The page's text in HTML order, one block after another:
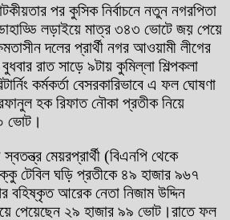
পর কুসিক নির্বাচনে নতুন নগরপিতা
লড়াইয়ে মাত্র ৩৪৩ ভোটে জয় পেয়ে
দলের প্রার্থী নগর আওয়ামী লীগের
রাত সাড়ে ৯টায় কুমিল্লা শিল্পকলা
কর্মকর্তা বেসরকারিভাবে এ ফল ঘোষণা
হক রিফাত নৌকা প্রতীক নিয়ে
ভোট।
মেয়রপ্রার্থী (বিএনপি থেকে
টেবিল ঘড়ি প্রতীকে ৪৯ হাজার ৯৬৭
বহিষ্কৃত আরেক নেতা নিজাম উদ্দিন
পেয়েছেন ২৯ হাজার ৯৯ ভোট।রাতে ফল